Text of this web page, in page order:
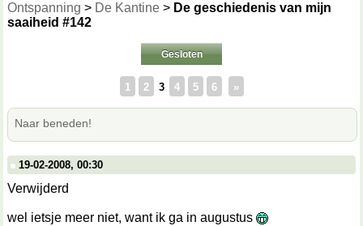
Ontspanning > De Kantine > De geschiedenis van mijn
saaiheid #142
Gesloten
1 2 3 4 5 6 »
Naar beneden!
19-02-2008, 00:30
Verwijderd
wel ietsje meer niet, want ik ga in augustus